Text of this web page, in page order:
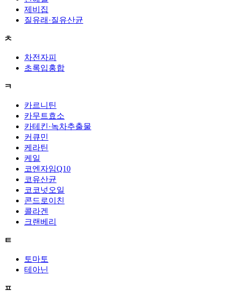
제비집
질유래·질유산균
ㅊ
차전자피
초록입홍합
ㅋ
카르니틴
카무트효소
카테킨·녹차추출물
커큐민
케라틴
케일
코엔자임Q10
코유산균
코코넛오일
콘드로이친
콜라겐
크랜베리
ㅌ
토마토
테아닌
ㅍ